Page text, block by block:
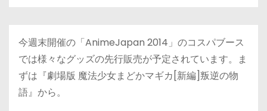
今週末開催の「AnimeJapan 2014」のコスパブース
では様々なグッズの先行販売が予定されています。ま
ずは『劇場版 魔法少女まどかマギカ[新編]叛逆の物
語』から。